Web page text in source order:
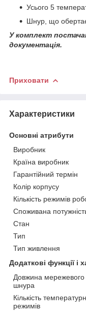
Усього 5
Шнур, що
У комплект
документація.
Приховати
Характеристики
Основні атрибути
Виробник
Країна виробник
Гарантійний термін
Колір корпусу
Кількість режимів
Споживана
Стан
Тип
Тип живлення
Додаткові функції і
Довжина мережевого
шнура
Кількість
режимів